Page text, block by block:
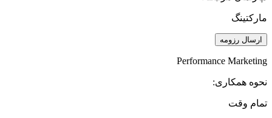
مارکتینگ
ارسال رزومه
Performance Marketing
نحوه همکاری:
تمام وقت